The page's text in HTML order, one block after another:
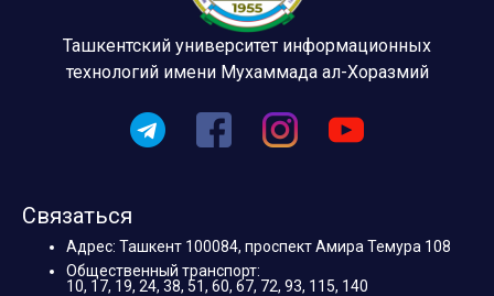
Ташкентский университет информационных
технологий имени Мухаммада ал-Хоразмий
Связаться
Адрес: Ташкент 100084, проспект Амира Темура 108
Общественный транспорт:
10, 17, 19, 24, 38, 51, 60, 67, 72, 93, 115, 140